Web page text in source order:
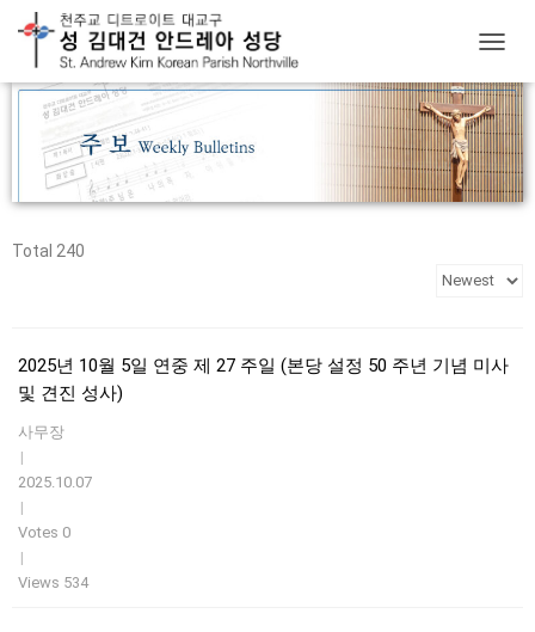
O
G
G
L
E
N
G
O
Total 240
2025년 10월 5일 연중 제 27 주일 (본당 설정 50 주년 기념 미사
및 견진 성사)
사무장
|
2025.10.07
|
Votes 0
|
Views 534